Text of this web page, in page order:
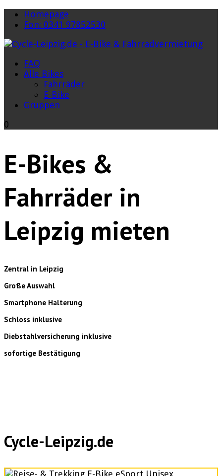
Homepage
Fon: 0341 97852530
FAQ
Alle Bikes
Fahrräder
E-Bike
Gruppen
0
E-Bikes &
Fahrräder in
Leipzig mieten
Zentral in Leipzig
Große Auswahl
Smartphone Halterung
Schloss inklusive
Diebstahlversicherung inklusive
sofortige Bestätigung
Cycle-Leipzig.de